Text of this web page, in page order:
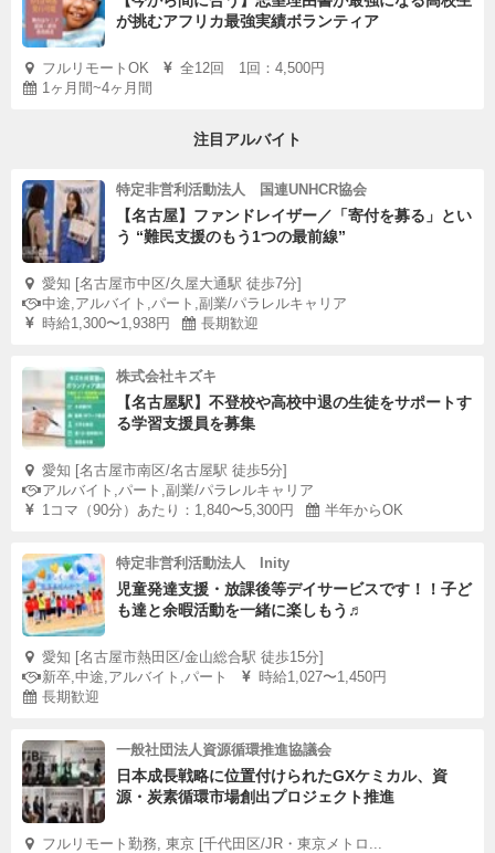
が挑むアフリカ最強実績ボランティア
フルリモートOK
全12回 1回：4,500円
1ヶ月間~4ヶ月間
注目アルバイト
特定非営利活動法人 国連UNHCR協会
【名古屋】ファンドレイザー／「寄付を募る」とい
う “難民支援のもう1つの最前線”
愛知 [名古屋市中区/久屋大通駅 徒歩7分]
中途,アルバイト,パート,副業/パラレルキャリア
時給1,300〜1,938円
長期歓迎
株式会社キズキ
【名古屋駅】不登校や高校中退の生徒をサポートす
る学習支援員を募集
愛知 [名古屋市南区/名古屋駅 徒歩5分]
アルバイト,パート,副業/パラレルキャリア
1コマ（90分）あたり：1,840〜5,300円
半年からOK
特定非営利活動法人 Inity
児童発達支援・放課後等デイサービスです！！子ど
も達と余暇活動を一緒に楽しもう♬
愛知 [名古屋市熱田区/金山総合駅 徒歩15分]
新卒,中途,アルバイト,パート
時給1,027〜1,450円
長期歓迎
一般社団法人資源循環推進協議会
日本成長戦略に位置付けられたGXケミカル、資
源・炭素循環市場創出プロジェクト推進
フルリモート勤務, 東京 [千代田区/JR・東京メトロ...